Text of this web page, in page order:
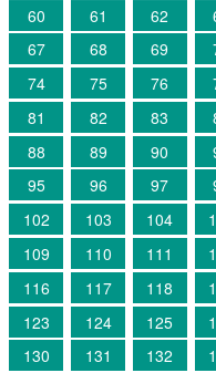
60
61 62
67
68 69
74
75 76
81
82 83
88
89 90
95
96 97
102
103 104
109
110 111
116
117 118
123
124 125
130
131 132